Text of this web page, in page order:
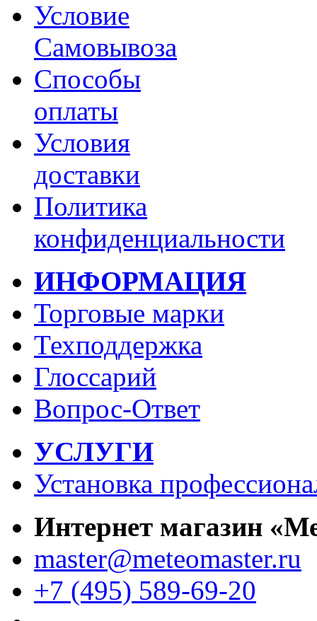
Условие
Самовывоза
Способы
оплаты
Условия
доставки
Политика
конфиденциальности
ИНФОРМАЦИЯ
Торговые марки
Техподдержка
Глоссарий
Вопрос-Ответ
УСЛУГИ
Установка
Интернет магазин
master@meteomaster.ru
+7 (495) 589-69-20